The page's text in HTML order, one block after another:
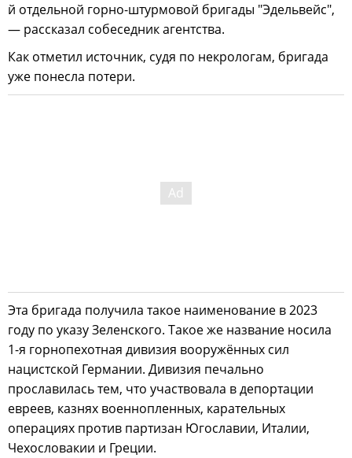
й отдельной горно-штурмовой бригады "Эдельвейс",
— рассказал собеседник агентства.
Как отметил источник, судя по некрологам, бригада
уже понесла потери.
Эта бригада получила такое наименование в 2023
году по указу Зеленского. Такое же название носила
1-я горнопехотная дивизия вооружённых сил
нацистской Германии. Дивизия печально
прославилась тем, что участвовала в депортации
евреев, казнях военнопленных, карательных
операциях против партизан Югославии, Италии,
Чехословакии и Греции.